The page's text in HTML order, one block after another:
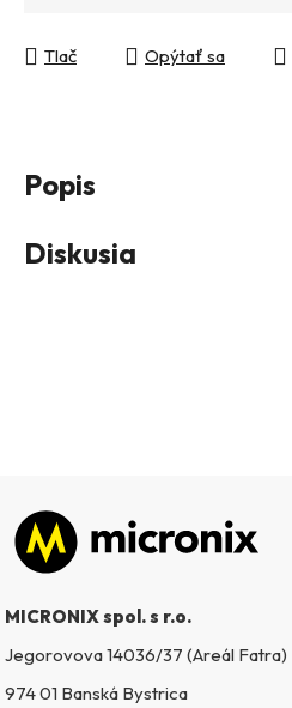
Tlač Opýtať sa
Popis
Diskusia
Zápätie
MICRONIX spol. s r.o.
Jegorovova 14036/37 (Areál Fatra)
974 01 Banská Bystrica